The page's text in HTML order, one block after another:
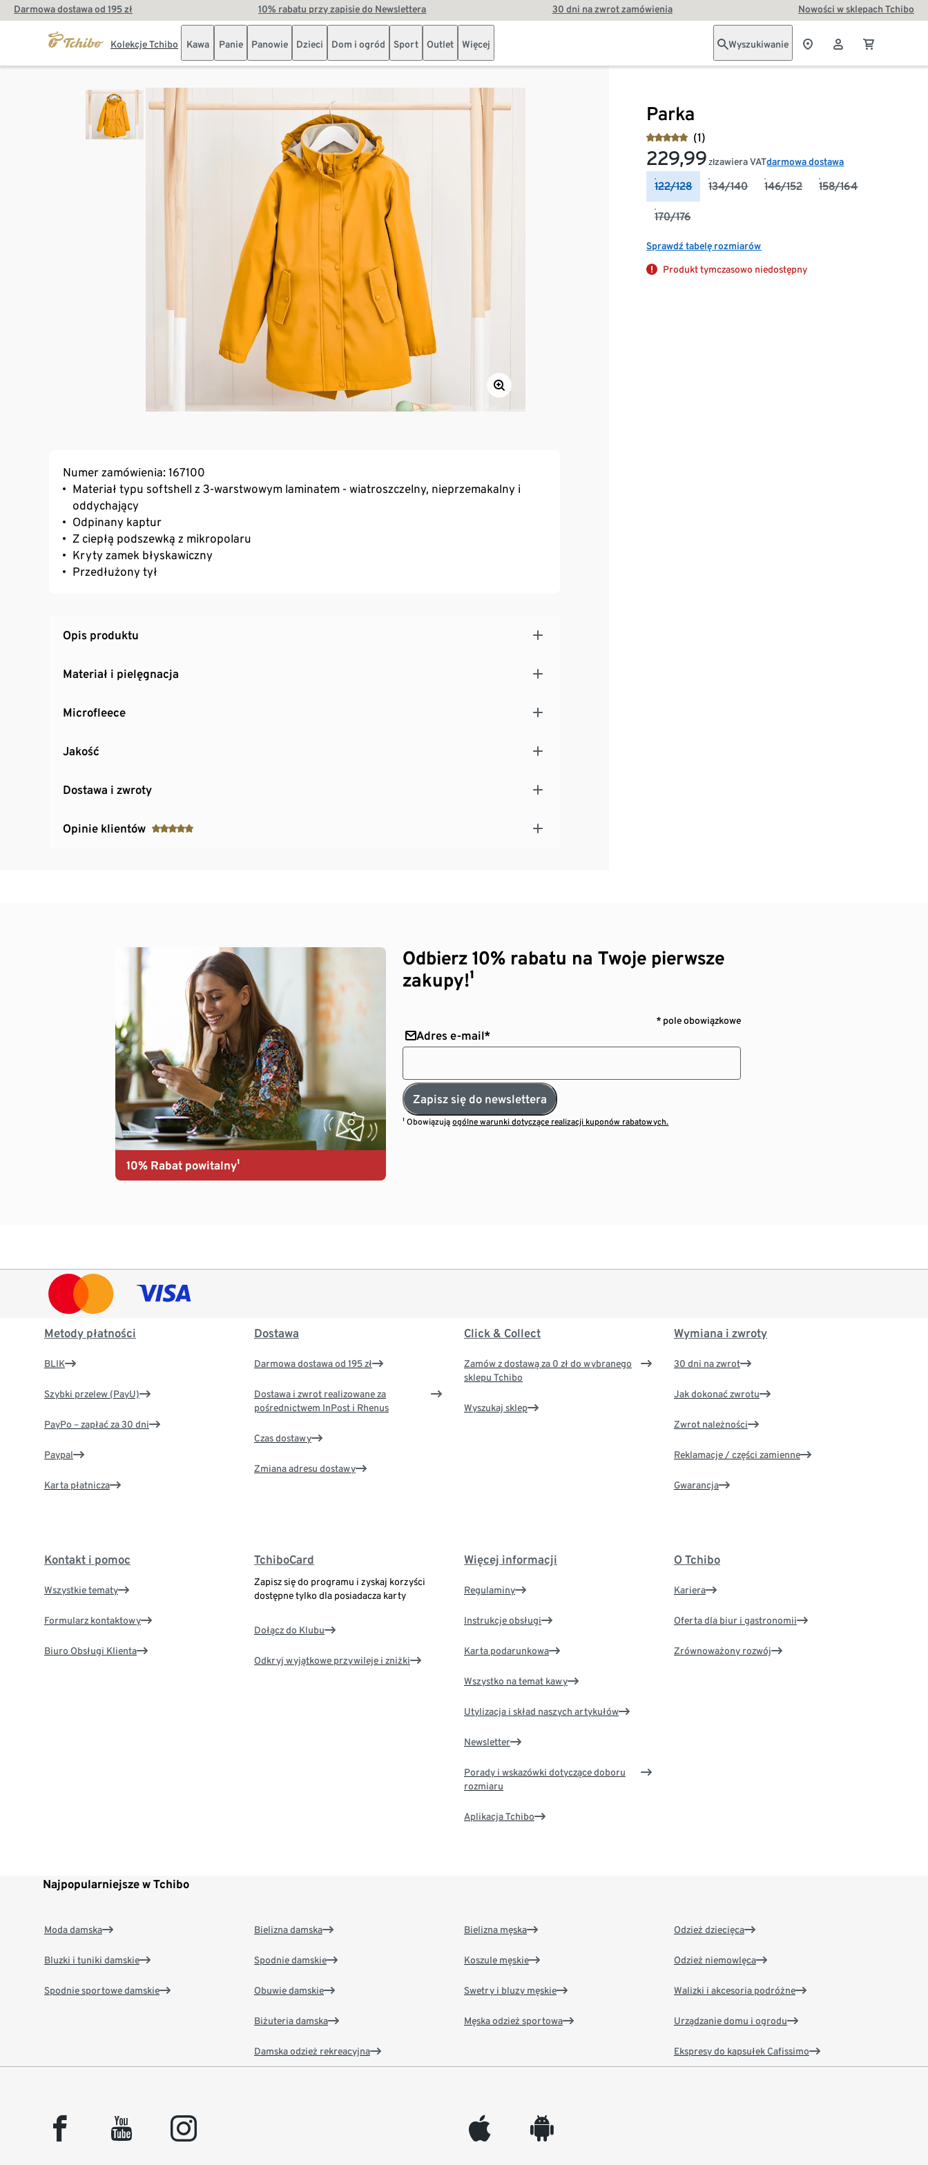
Darmowa dostawa od 195 zł 10% rabatu przy zapisie do Newslettera 30 dni na zwrot zamówienia Nowości w sklepach Tchibo
Kolekcje Tchibo Kawa Panie Panowie Dzieci Dom i ogród Sport Outlet Więcej Wyszukiwanie
Parka
(1)
229,99 złzawiera VATdarmowa dostawa
122/128 134/140 146/152 158/164
170/176
Sprawdź tabelę rozmiarów
Produkt tymczasowo niedostępny
Numer zamówienia: 167100
Materiał typu softshell z 3-warstwowym laminatem - wiatroszczelny, nieprzemakalny i
oddychający
Odpinany kaptur
Z ciepłą podszewką z mikropolaru
Kryty zamek błyskawiczny
Przedłużony tył
Opis produktu
Materiał i pielęgnacja
Microfleece
Jakość
Dostawa i zwroty
Opinie klientów
10% Rabat powitalny¹
Odbierz 10% rabatu na Twoje pierwsze
zakupy!¹
* pole obowiązkowe
Adres e-mail*
Zapisz się do newslettera
¹ Obowiązująogólne warunki dotyczące realizacji kuponów rabatowych.
Metody płatności
BLIK
Szybki przelew (PayU)
PayPo – zapłać za 30 dni
Paypal
Karta płatnicza
Dostawa
Darmowa dostawa od 195 zł
Dostawa i zwrot realizowane za
pośrednictwem InPost i Rhenus
Czas dostawy
Zmiana adresu dostawy
Click & Collect
Zamów z dostawą za 0 zł do wybranego
sklepu Tchibo
Wyszukaj sklep
Wymiana i zwroty
30 dni na zwrot
Jak dokonać zwrotu
Zwrot należności
Reklamacje / części zamienne
Gwarancja
Kontakt i pomoc
Wszystkie tematy
Formularz kontaktowy
Biuro Obsługi Klienta
TchiboCard
Zapisz się do programu i zyskaj korzyści
dostępne tylko dla posiadacza karty
Dołącz do Klubu
Odkryj wyjątkowe przywileje i zniżki
Więcej informacji
Regulaminy
Instrukcje obsługi
Karta podarunkowa
Wszystko na temat kawy
Utylizacja i skład naszych artykułów
Newsletter
Porady i wskazówki dotyczące doboru
rozmiaru
Aplikacja Tchibo
O Tchibo
Kariera
Oferta dla biur i gastronomii
Zrównoważony rozwój
Najpopularniejsze w Tchibo
Moda damska
Bluzki i tuniki damskie
Spodnie sportowe damskie
Bielizna damska
Spodnie damskie
Obuwie damskie
Biżuteria damska
Damska odzież rekreacyjna
Bielizna męska
Koszule męskie
Swetry i bluzy męskie
Męska odzież sportowa
Odzież dziecięca
Odzież niemowlęca
Walizki i akcesoria podróżne
Urządzanie domu i ogrodu
Ekspresy do kapsułek Cafissimo
facebook youtube instagram appleinc android